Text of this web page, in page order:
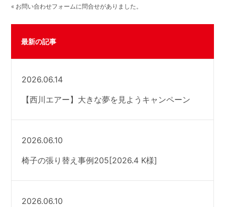
« お問い合わせフォームに問合せがありました。
最新の記事
2026.06.14
【西川エアー】大きな夢を見ようキャンペーン
2026.06.10
椅子の張り替え事例205[2026.4 K様]
2026.06.10